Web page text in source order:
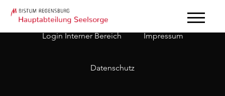
Login Interner Bereich Impressum
Datenschutz